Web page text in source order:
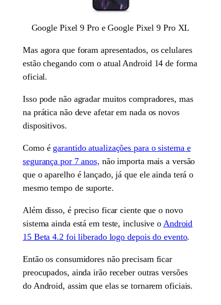
Google Pixel 9 Pro e Google Pixel 9 Pro XL
Mas agora que foram apresentados, os celulares
estão chegando com o atual Android 14 de forma
oficial.
Isso pode não agradar muitos compradores, mas
na prática não deve afetar em nada os novos
dispositivos.
Como é garantido atualizações para o sistema e
segurança por 7 anos, não importa mais a versão
que o aparelho é lançado, já que ele ainda terá o
mesmo tempo de suporte.
Além disso, é preciso ficar ciente que o novo
sistema ainda está em teste, inclusive o Android
15 Beta 4.2 foi liberado logo depois do evento.
Então os consumidores não precisam ficar
preocupados, ainda irão receber outras versões
do Android, assim que elas se tornarem oficiais.